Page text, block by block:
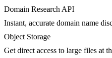
Domain Research API
Instant, accurate domain name
Object Storage
Get direct access to large files at